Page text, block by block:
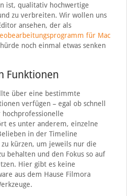
ist, qualitativ hochwertige
zu verbreiten. Wir wollen uns
ansehen, der als
für Mac
noch einmal etwas senken
Funktionen
über eine bestimmte
verfügen – egal ob schnell
es unter anderem, einzelne
in der Timeline
kürzen, um jeweils nur die
behalten und den Fokus so auf
Hier gibt es keine
aus dem Hause Filmora